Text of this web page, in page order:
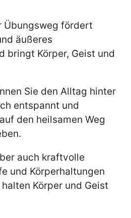
Übungsweg fördert
äußeres
bringt Körper, Geist und
Sie den Alltag hinter
entspannt und
den heilsamen Weg
auch kraftvolle
und Körperhaltungen
Körper und Geist